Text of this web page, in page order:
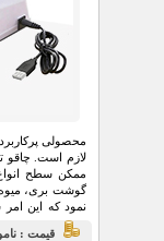
محصولی
لازم است. چاقو
ممکن سطح انواع
گوشت بری،
نمود که این
شما را افزایش
قيمت :